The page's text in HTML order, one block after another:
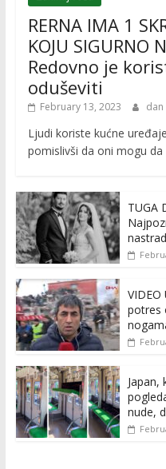
RERNA IMA 1
KOJU SIGURNO
Redovno je
oduševiti
February 13, 2023 dan
Ljudi koriste kućne
pomislivši da oni mogu
TUGA
potres
Japan,
nude,